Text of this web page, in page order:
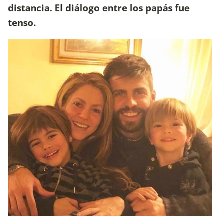
distancia. El diálogo entre los papás fue
tenso.